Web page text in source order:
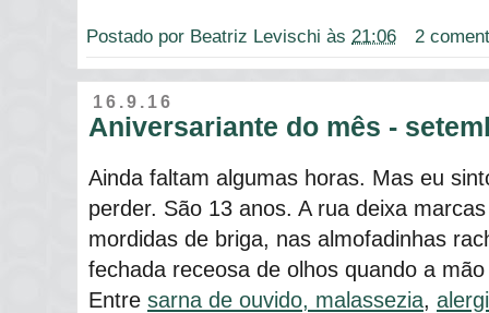
Postado por Beatriz Levischi às 21:06 2
16.9.16
Aniversariante do mês -
Ainda faltam algumas horas. Mas eu
perder. São 13 anos. A rua deixa
mordidas de briga, nas almofadinhas
fechada receosa de olhos quando a
Entre sarna de ouvido, malassezia,